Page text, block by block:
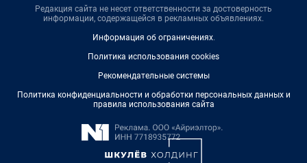
Редакция сайта не несет ответственности за достоверность
информации, содержащейся в рекламных объявлениях.
Информация об ограничениях.
Политика использования cookies
Рекомендательные системы
Политика конфиденциальности и обработки персональных данных и
правила использования сайта